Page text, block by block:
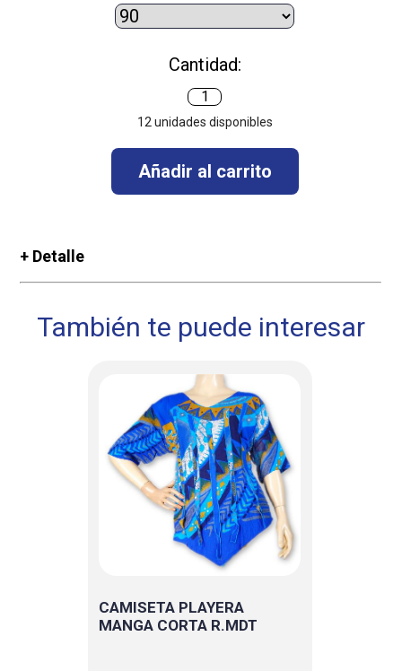
Cantidad:
12 unidades disponibles
+ Detalle
También te puede interesar
CAMISETA PLAYERA
MANGA CORTA R.MDT